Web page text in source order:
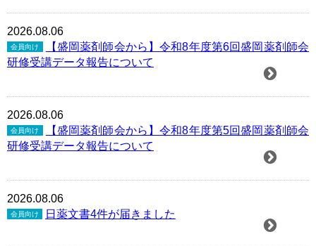
2026.08.06
会員向け
【盛岡薬剤師会から】令和8年度第6回盛岡薬剤師会
研修受講データ報告について
2026.08.06
会員向け
【盛岡薬剤師会から】令和8年度第5回盛岡薬剤師会
研修受講データ報告について
2026.08.06
会員向け 日薬文書4件が届きました